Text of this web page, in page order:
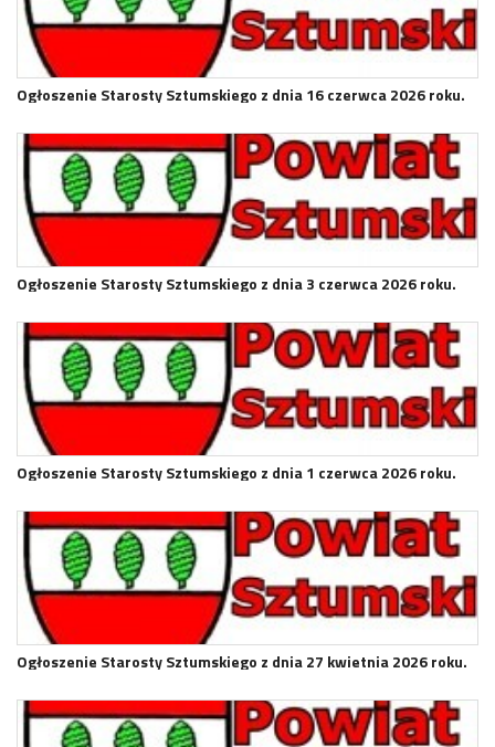
Ogłoszenie Starosty Sztumskiego z dnia 16 czerwca 2026 roku.
Ogłoszenie Starosty Sztumskiego z dnia 3 czerwca 2026 roku.
Ogłoszenie Starosty Sztumskiego z dnia 1 czerwca 2026 roku.
Ogłoszenie Starosty Sztumskiego z dnia 27 kwietnia 2026 roku.